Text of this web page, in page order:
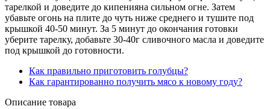
тарелкой и доведите до кипенияна сильном огне. Затем
убавьте огонь на плите до чуть ниже среднего и тушите под
крышкой 40-50 минут. За 5 минут до окончания готовки
уберите тарелку, добавьте 30-40г сливочного масла и доведите
под крышкой до готовности.
Как правильно приготовить голубцы?
Как гарантированно получить мясо к новому году?
Описание товара